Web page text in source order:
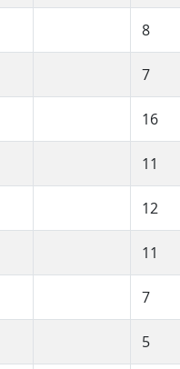
8
7
16
11
12
11
7
5